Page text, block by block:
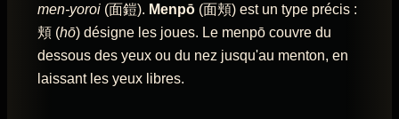
men-yoroi (面鎧). Menpō (面頬) est un type précis :
頬 (hō) désigne les joues. Le menpō couvre du
dessous des yeux ou du nez jusqu'au menton, en
laissant les yeux libres.